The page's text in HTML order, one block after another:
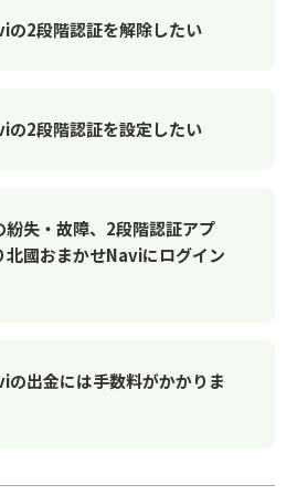
の2段階認証を解除したい
の2段階認証を設定したい
紛失・故障、2段階認証アプ
北國おまかせNaviにログイン
の出金には手数料がかかりま